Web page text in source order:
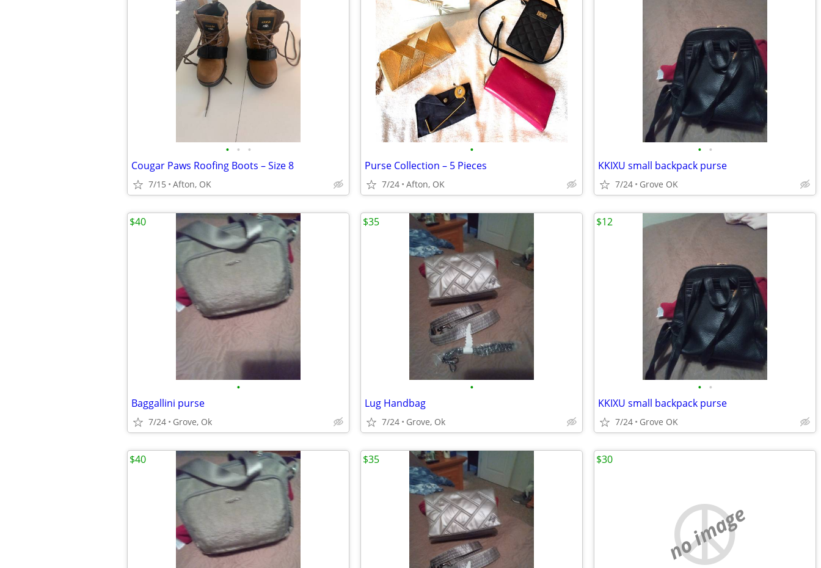
• • •
Cougar Paws Roofing Boots – Size 8
7/15 Afton, OK
•
Purse Collection – 5 Pieces
7/24 Afton, OK
• •
KKIXU small backpack purse
7/24 Grove OK
•
Baggallini purse
7/24 Grove, Ok
$40
•
Lug Handbag
7/24 Grove, Ok
$35
• •
KKIXU small backpack purse
7/24 Grove OK
$12
$40 $35
no image
$30